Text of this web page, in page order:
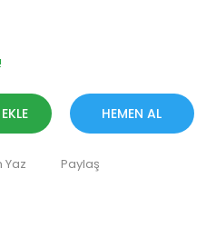
HEMEN AL
Yaz Paylaş